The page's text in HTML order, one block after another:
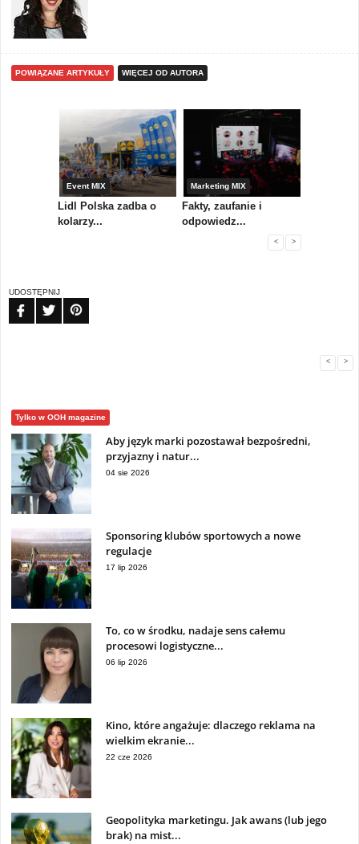
POWIĄZANE ARTYKUŁY WIĘCEJ OD AUTORA
Event MIX
Lidl Polska zadba o
kolarzy...
Marketing MIX
Fakty, zaufanie i
odpowiedz...
< >
UDOSTĘPNIJ
< >
Tylko w OOH magazine
Aby język marki pozostawał bezpośredni,
przyjazny i natur...
04 sie 2026
Sponsoring klubów sportowych a nowe
regulacje
17 lip 2026
To, co w środku, nadaje sens całemu
procesowi logistyczne...
06 lip 2026
Kino, które angażuje: dlaczego reklama na
wielkim ekranie...
22 cze 2026
Geopolityka marketingu. Jak awans (lub jego
brak) na mist...